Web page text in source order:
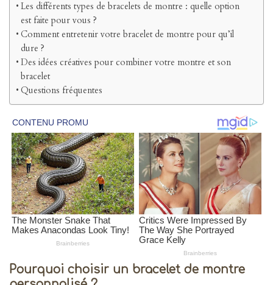
Les différents types de bracelets de montre : quelle option
est faite pour vous ?
Comment entretenir votre bracelet de montre pour qu’il
dure ?
Des idées créatives pour combiner votre montre et son
bracelet
Questions fréquentes
Pourquoi choisir un bracelet de montre